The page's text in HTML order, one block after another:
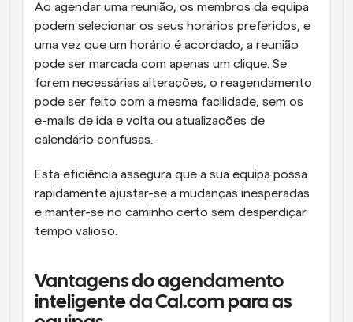
Ao agendar uma reunião, os membros da equipa
podem selecionar os seus horários preferidos, e
uma vez que um horário é acordado, a reunião
pode ser marcada com apenas um clique. Se
forem necessárias alterações, o reagendamento
pode ser feito com a mesma facilidade, sem os
e-mails de ida e volta ou atualizações de
calendário confusas.
Esta eficiência assegura que a sua equipa possa
rapidamente ajustar-se a mudanças inesperadas
e manter-se no caminho certo sem desperdiçar
tempo valioso.
Vantagens do agendamento
inteligente da Cal.com para as